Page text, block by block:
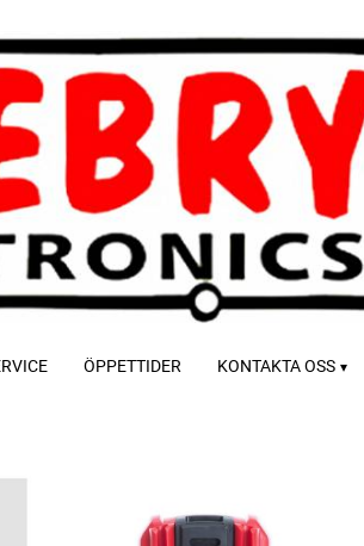
ÖPPETTIDER KONTAKTA OSS